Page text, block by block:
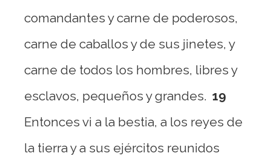
comandantes y carne de poderosos,
carne de caballos y de sus jinetes, y
carne de todos los hombres, libres y
esclavos, pequeños y grandes. 19
Entonces vi a la bestia, a los reyes de
la tierra y a sus ejércitos reunidos